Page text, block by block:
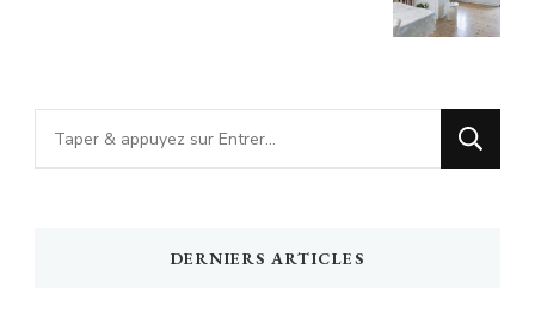
Vous
recherchiez
DERNIERS ARTICLES